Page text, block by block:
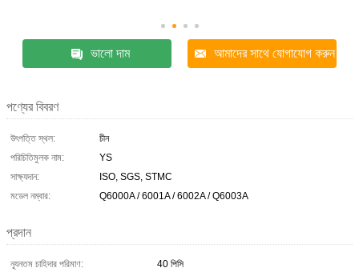
ভালো দাম আমাদের সাথে যোগাযোগ করুন
পণ্যের বিবরণ
উৎপত্তি স্থল:
চীন
পরিচিতিমুলক নাম:
YS
সাক্ষ্যদান:
ISO, SGS, STMC
মডেল নম্বার:
Q6000A / 6001A / 6002A / Q6003A
প্রদান
ন্যূনতম চাহিদার পরিমাণ:
40 পিসি